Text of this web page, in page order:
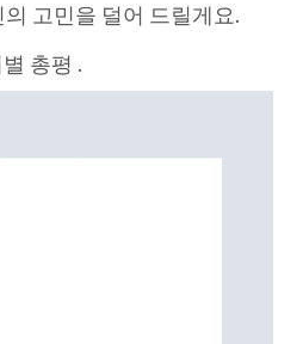
고민을 덜어 드릴게요.
총평 .